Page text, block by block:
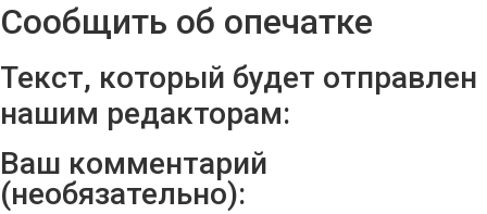
Сообщить об опечатке
Текст, который будет отправлен
нашим редакторам:
Ваш комментарий
(необязательно):